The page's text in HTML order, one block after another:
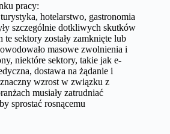
pracy:
hotelarstwo, gastronomia
szczególnie dotkliwych skutków
sektory zostały zamknięte lub
masowe zwolnienia i
niektóre sektory, takie jak e-
dostawa na żądanie i
wzrost w związku z
musiały zatrudniać
sprostać rosnącemu